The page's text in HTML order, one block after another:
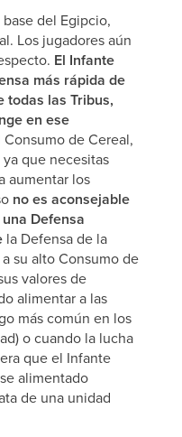
del Egipcio,
Los jugadores aún
El Infante
más rápida de
todas las Tribus,
en ese
de Cereal,
que necesitas
aumentar los
no es aconsejable
Defensa
la Defensa de la
su alto Consumo de
valores de
alimentar a las
más común en los
o cuando la lucha
que el Infante
alimentado
de una unidad